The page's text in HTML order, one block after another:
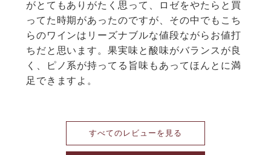
がとてもありがたく思って、ロゼをやたらと買
ってた時期があったのですが、その中でもこち
らのワインはリーズナブルな値段ながらお値打
ちだと思います。果実味と酸味がバランスが良
く、ピノ系が持ってる旨味もあってほんとに満
足できますよ。
すべてのレビューを見る